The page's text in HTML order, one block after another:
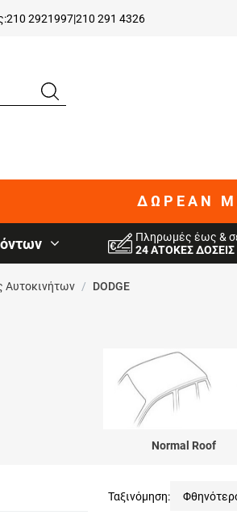
210 2921997|210 291 4326
ΔΩΡΕΑΝ
Πληρωμές έως &
24 ΑΤΟΚΕΣ ΔΟΣΕΙΣ
/ DODGE
Normal
Ταξινόμηση: